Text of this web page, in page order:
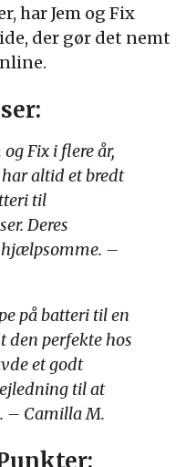
har Jem og Fix
der gør det nemt
Fix i flere år,
altid et bredt
til
Deres
hjælpsomme. –
på batteri til en
den perfekte hos
et godt
til at
– Camilla M.